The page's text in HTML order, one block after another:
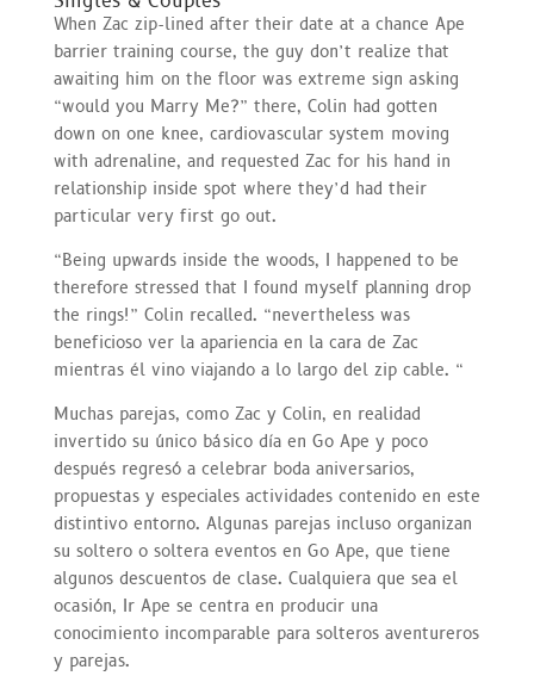
When Zac zip-lined after their date at a chance Ape
barrier training course, the guy don’t realize that
awaiting him on the floor was extreme sign asking
“would you Marry Me?” there, Colin had gotten
down on one knee, cardiovascular system moving
with adrenaline, and requested Zac for his hand in
relationship inside spot where they’d had their
particular very first go out.
“Being upwards inside the woods, I happened to be
therefore stressed that I found myself planning drop
the rings!” Colin recalled. “nevertheless was
beneficioso ver la apariencia en la cara de Zac
mientras él vino viajando a lo largo del zip cable. “
Muchas parejas, como Zac y Colin, en realidad
invertido su único básico día en Go Ape y poco
después regresó a celebrar boda aniversarios,
propuestas y especiales actividades contenido en este
distintivo entorno. Algunas parejas incluso organizan
su soltero o soltera eventos en Go Ape, que tiene
algunos descuentos de clase. Cualquiera que sea el
ocasión, Ir Ape se centra en producir una
conocimiento incomparable para solteros aventureros
y parejas.